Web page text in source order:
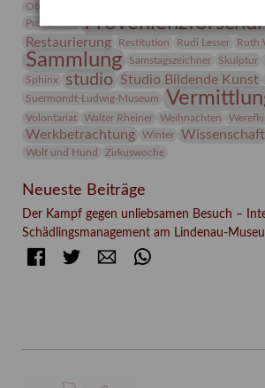
Objekt im Fokus
Provenienz
Restaurierung Restitution Rudi Lesser Ruth
Sammlung Samstagszeichner Skulptur
Sphinx
studio Studio Bildende Kunst
Suermondt-Ludwig-Museum
Volontariat
Walter Rheiner Weihnachten
Werkbetrachtung Winter Wissenschaft
Wolf und Hund
Zirkuswoche
Neueste Beiträge
Der Kampf gegen unliebsamen Besuch –
Schädlingsmanagement am Lindenau-
FacebookTwitter E-mail